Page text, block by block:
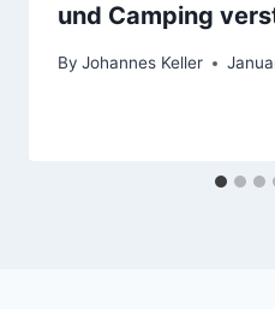
und Camping
By Johannes Keller